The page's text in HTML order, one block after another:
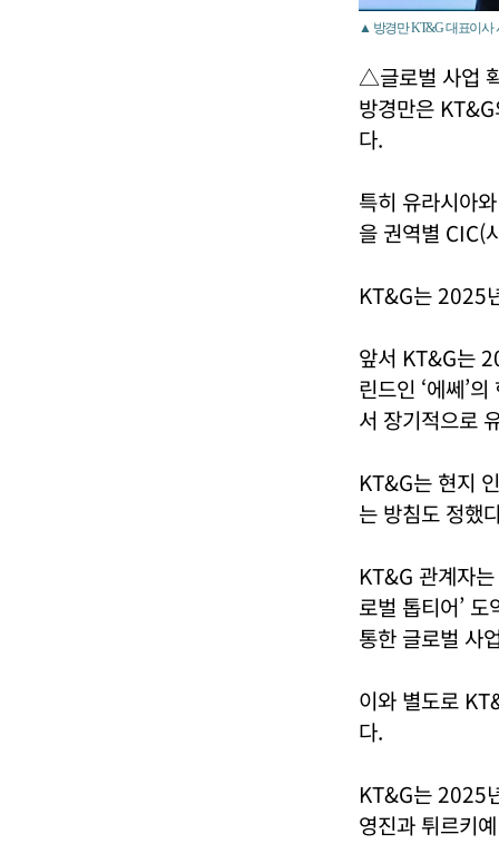
▲ 방경만 KT&G 대표이사
△글로벌 사업
방경만은
다.
특히 유라시아
을 권역별 CIC(
KT&G는 2025
앞서 KT&G는
린드인 ‘에쎄’
서 장기적으로
KT&G는 현지
는 방침도 정했
KT&G 관계자
로벌 톱티어’
통한 글로벌 사
이와 별도로
다.
KT&G는 2025
영진과 튀르키